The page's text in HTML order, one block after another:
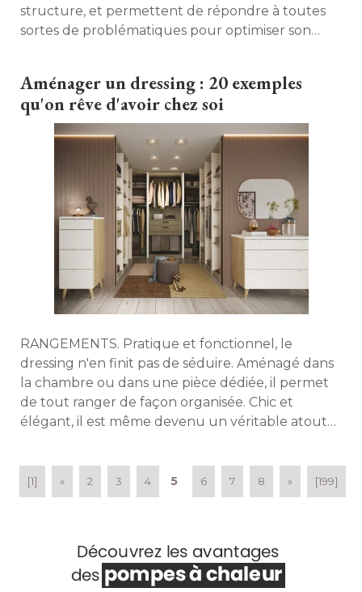
structure, et permettent de répondre à toutes
sortes de problématiques pour optimiser son
Aménager un dressing : 20 exemples
qu'on rêve d'avoir chez soi
RANGEMENTS. Pratique et fonctionnel, le
dressing n'en finit pas de séduire. Aménagé dans
la chambre ou dans une pièce dédiée, il permet
de tout ranger de façon organisée. Chic et
élégant, il est même devenu un véritable atout
tout pour plaire.
[1] « 2 3 4 5 6 7 8 » [199]